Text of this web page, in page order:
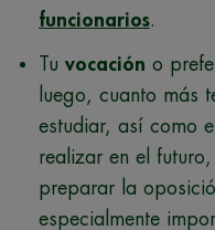
funcionarios.
Tu vocación o
luego, cuanto más
estudiar, así como
realizar en el
preparar la
especialmente